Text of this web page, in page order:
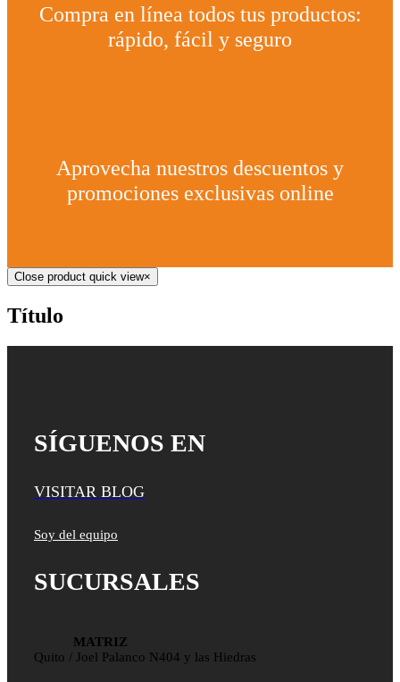
Compra en línea todos tus productos:
rápido, fácil y seguro
Aprovecha nuestros descuentos y
promociones exclusivas online
Close product quick view×
Título
SÍGUENOS EN
VISITAR BLOG
Soy del equipo
SUCURSALES
MATRIZ
Quito / Joel Palanco N404 y las Hiedras